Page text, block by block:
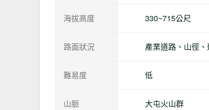
海拔高度 330~715公尺
路面狀況 產業道路、山徑、
難易度 低
山脈 大屯火山群